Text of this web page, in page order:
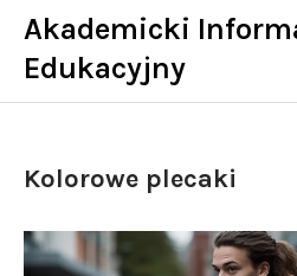
Skip
content
Akademicki
Edukacyjny
Kolorowe plecaki